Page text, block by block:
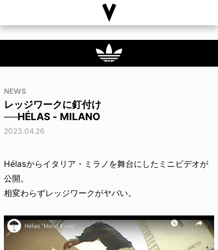
NEWS
レッジワークに釘付け
──HÉLAS - MILANO
2023.04.26
Hélasからイタリア・ミラノを舞台にしたミニビデオが
公開。
相変わらずレッジワークがヤバい。